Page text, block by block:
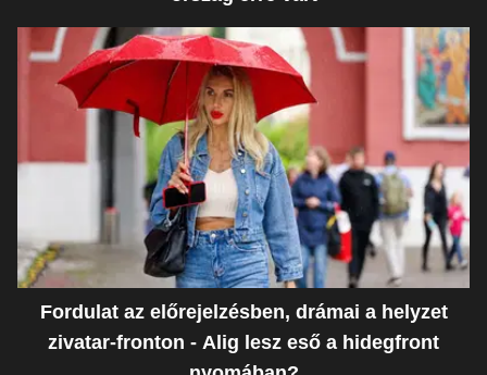
Fordulat az előrejelzésben, drámai a helyzet
zivatar-fronton - Alig lesz eső a hidegfront